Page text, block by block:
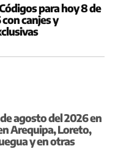
para hoy 8 de
canjes y
agosto del 2026 en
Arequipa, Loreto,
y en otras